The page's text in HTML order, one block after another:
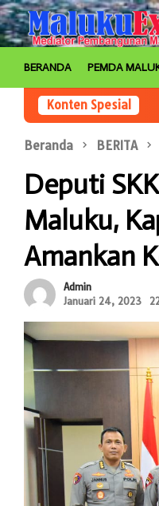
BERANDA PEMDA
Konten Spesial
Beranda BERITA
Deputi
Maluku,
Amankan
Admin
Januari 24, 2023